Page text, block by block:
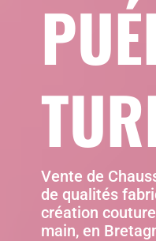
Vente de
de qualités
création
main, en